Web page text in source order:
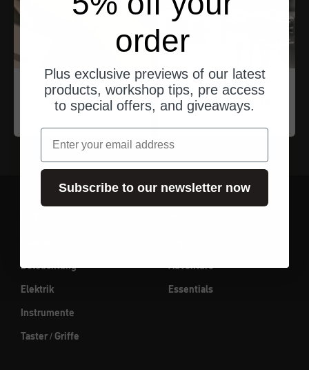
ROUILLE
Armreif DADO
Angebot
ROUILLE
Armreif MOTORE
Angebot
Beleuchtung
Elektrik
Instrumente
Taster / Griffe
Adventure
Essentials
order
Plus exclusive previews of our latest
products, workshop tips, pre access
to special offers, and giveaways.
Email
Subscribe to our newsletter now